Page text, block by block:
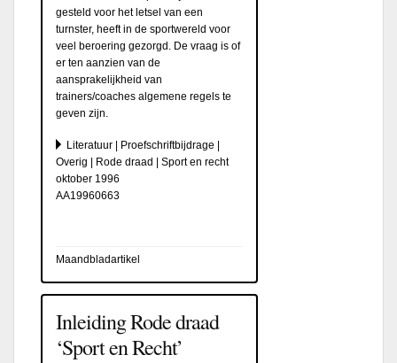
gesteld voor het letsel van een
turnster, heeft in de sportwereld voor
veel beroering gezorgd. De vraag is of
er ten aanzien van de
aansprakelijkheid van
trainers/coaches algemene regels te
geven zijn.
Literatuur | Proefschriftbijdrage |
Overig | Rode draad | Sport en recht
oktober 1996
AA19960663
Maandbladartikel
Inleiding Rode draad
‘Sport en Recht’